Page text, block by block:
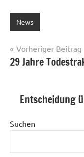
News
Vorheriger Beitrag
29 Jahre
Entscheidung
Suchen